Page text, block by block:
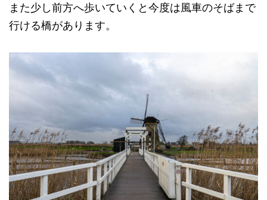
また少し前方へ歩いていくと今度は風車のそばまで
行ける橋があります。